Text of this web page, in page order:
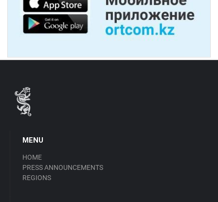
MENU
HOME
PRESS ANNOUNCEMENTS
REGIONS